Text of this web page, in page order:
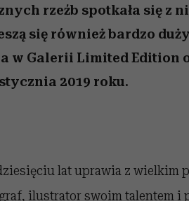
rzeźb spotkała się z
się również bardzo
w Galerii Limited Edition
2019 roku.
lat uprawia z wielkim
ilustrator swoim talentem i